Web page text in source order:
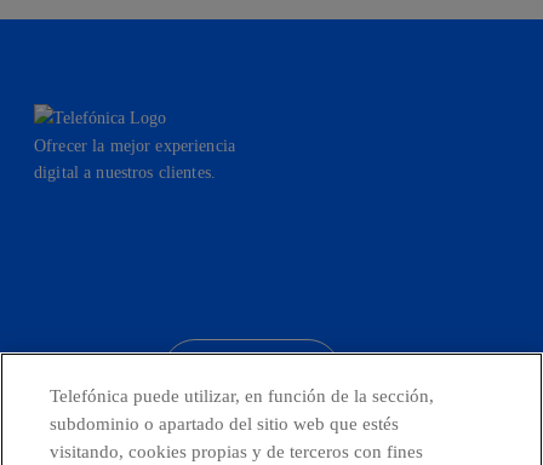
Ofrecer la mejor experiencia
digital a nuestros clientes.
Telefónica puede utilizar, en función de la sección,
subdominio o apartado del sitio web que estés
visitando, cookies propias y de terceros con fines